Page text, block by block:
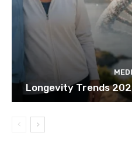
Longevity Trends